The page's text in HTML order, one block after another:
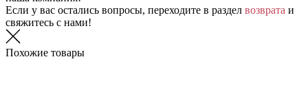
Если у вас остались вопросы, переходите в раздел возврата и
свяжитесь с нами!
Похожие товары